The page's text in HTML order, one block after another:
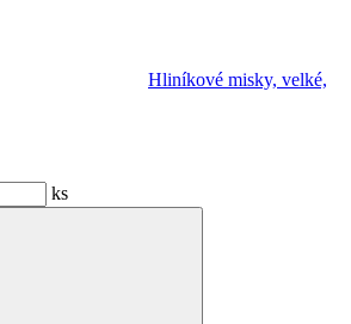
Hliníkové misky, velké,
ks